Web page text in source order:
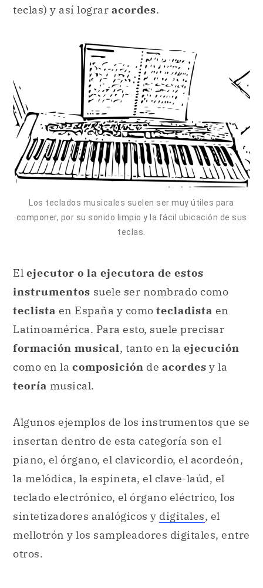
teclas) y así lograr acordes.
Los teclados musicales suelen ser muy útiles para
componer, por su sonido limpio y la fácil ubicación de sus
teclas.
El ejecutor o la ejecutora de estos
instrumentos suele ser nombrado como
teclista en España y como tecladista en
Latinoamérica. Para esto, suele precisar
formación musical, tanto en la ejecución
como en la composición de acordes y la
teoría musical.
Algunos ejemplos de los instrumentos que se
insertan dentro de esta categoría son el
piano, el órgano, el clavicordio, el acordeón,
la melódica, la espineta, el clave-laúd, el
teclado electrónico, el órgano eléctrico, los
sintetizadores analógicos y digitales, el
mellotrón y los sampleadores digitales, entre
otros.